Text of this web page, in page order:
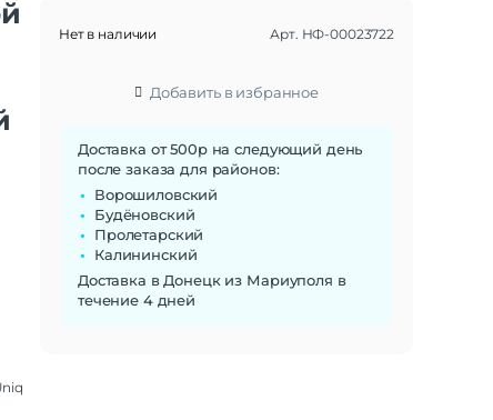
Нет в наличии Арт. НФ-00023722
Добавить в избранное
Доставка от 500р на следующий день
после заказа для районов:
Ворошиловский
Будёновский
Пролетарский
Калининский
Доставка в Донецк из Мариуполя в
течение 4 дней